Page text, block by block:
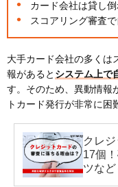
カード会社は貸し
スコアリング審査
大手カード会社の多くは
報があると システム上で
す。そのため、異動情報
トカード発行が非常に困
クレ
17個
ツな